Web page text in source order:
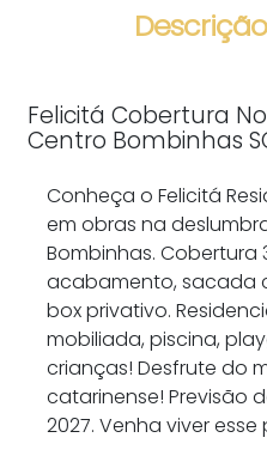
Felicitá Cobertura
Centro Bombinhas
Conheça o Felicitá
em obras na
Bombinhas. Cobertura
acabamento, sacada
box privativo.
mobiliada, piscina,
crianças! Desfrute do
catarinense! Previsão
2027. Venha viver esse